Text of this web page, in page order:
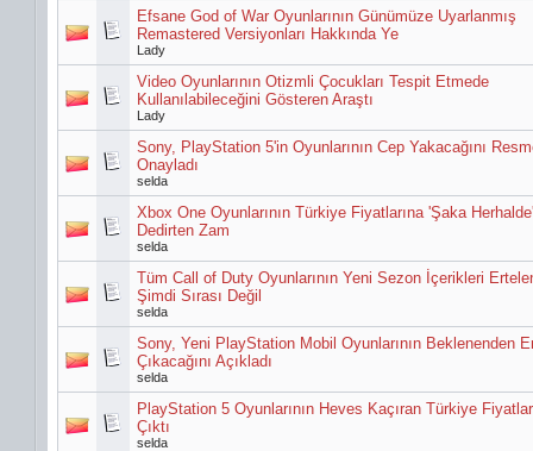
Efsane God of War Oyunlarının Günümüze Uyarlanmış
Remastered Versiyonları Hakkında Ye
Lady
Video Oyunlarının Otizmli Çocukları Tespit Etmede
Kullanılabileceğini Gösteren Araştı
Lady
Sony, PlayStation 5'in Oyunlarının Cep Yakacağını
Onayladı
selda
Xbox One Oyunlarının Türkiye Fiyatlarına 'Şaka Herhalde'
Dedirten Zam
selda
Tüm Call of Duty Oyunlarının Yeni Sezon İçerikleri
Şimdi Sırası Değil
selda
Sony, Yeni PlayStation Mobil Oyunlarının Beklenenden
Çıkacağını Açıkladı
selda
PlayStation 5 Oyunlarının Heves Kaçıran Türkiye
Çıktı
selda